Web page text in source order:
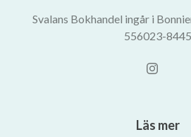
Svalans Bokhandel ingår i
556023-8445
Läs mer